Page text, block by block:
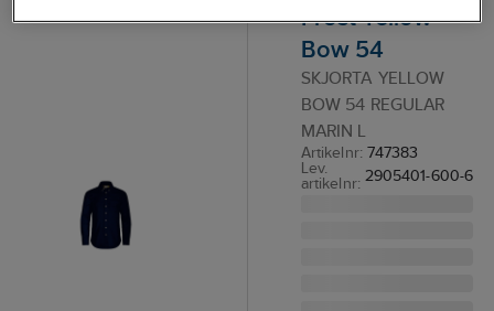
Frost Yellow
Bow 54
SKJORTA YELLOW
BOW 54 REGULAR
MARIN L
Artikelnr: 747383
Lev.
artikelnr: 2905401-600-6